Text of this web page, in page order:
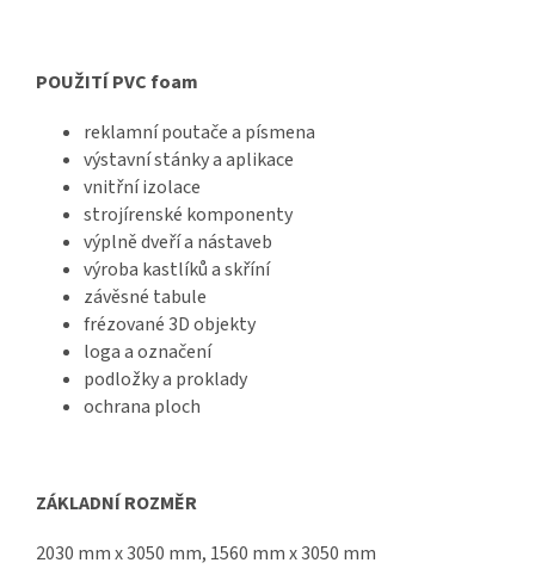
POUŽITÍ PVC foam
reklamní poutače a písmena
výstavní stánky a aplikace
vnitřní izolace
strojírenské komponenty
výplně dveří a nástaveb
výroba kastlíků a skříní
závěsné tabule
frézované 3D objekty
loga a označení
podložky a proklady
ochrana ploch
ZÁKLADNÍ ROZMĚR
2030 mm x 3050 mm, 1560 mm x 3050 mm